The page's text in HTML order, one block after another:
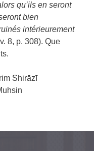
qu’ils en seront
bien
intérieurement
8, p. 308). Que
Shirāzī